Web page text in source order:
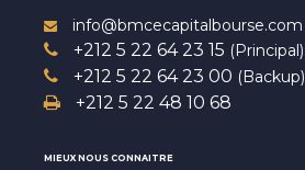
info@bmcecapitalbourse.com
+212 5 22 64 23 15 (Principal)
+212 5 22 64 23 00 (Backup)
+212 5 22 48 10 68
MIEUX NOUS CONNAITRE